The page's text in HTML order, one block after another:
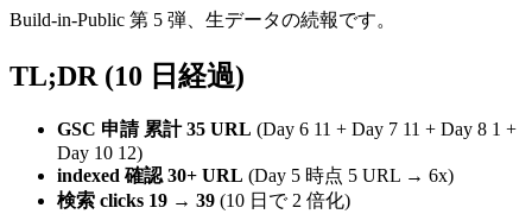
Build-in-Public 第 5 弾、生データの続報です。
TL;DR (10 日経過)
GSC 申請 累計 35 URL (Day 6 11 + Day 7 11 + Day 8 1 +
Day 10 12)
indexed 確認 30+ URL (Day 5 時点 5 URL → 6x)
検索 clicks 19 → 39 (10 日で 2 倍化)